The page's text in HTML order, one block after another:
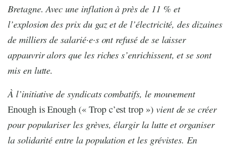
Bretagne. Avec une inflation à près de 11 % et
l’explosion des prix du gaz et de l’électricité, des dizaines
de milliers de salarié·e·s ont refusé de se laisser
appauvrir alors que les riches s’enrichissent, et se sont
mis en lutte.
À l’initiative de syndicats combatifs, le mouvement
Enough is Enough (« Trop c’est trop ») vient de se créer
pour populariser les grèves, élargir la lutte et organiser
la solidarité entre la population et les grévistes. En